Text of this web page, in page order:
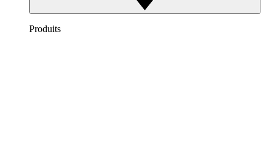
Produits